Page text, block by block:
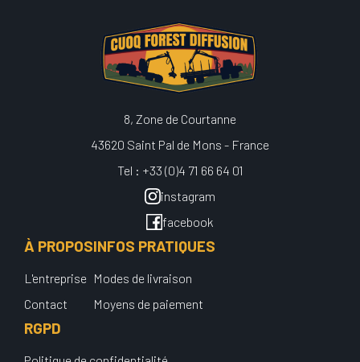
8, Zone de Courtanne
43620 Saint Pal de Mons - France
Tel : +33 (0)4 71 66 64 01
instagram
facebook
À PROPOS
L'entreprise
Contact
INFOS PRATIQUES
Modes de livraison
Moyens de paiement
RGPD